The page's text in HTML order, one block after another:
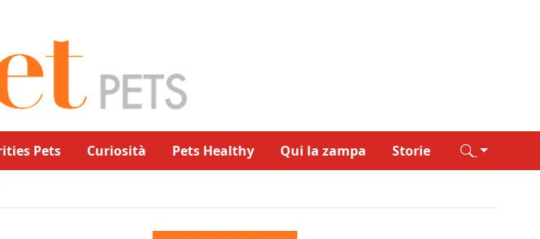
Pets Curiosità Pets Healthy Qui la zampa Storie